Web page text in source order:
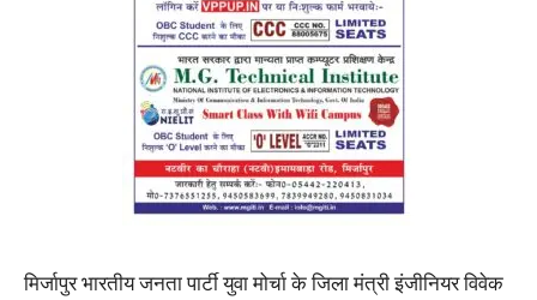
मिर्जापुर भारतीय जनता पार्टी युवा मोर्चा के जिला मंत्री इंजीनियर विवेक